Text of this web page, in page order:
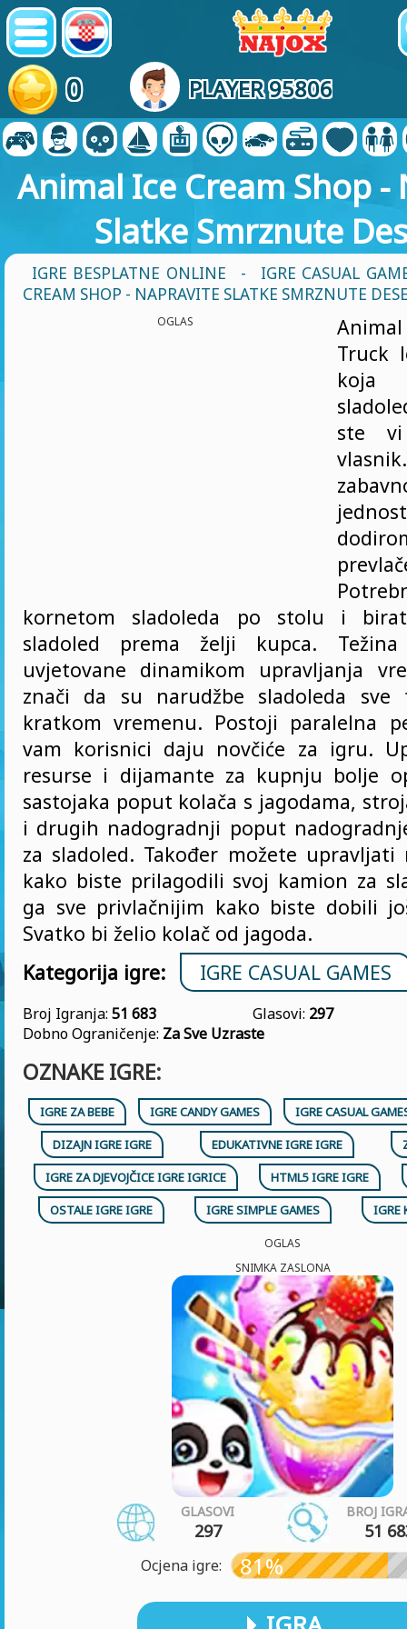
0 PLAYER 95806
Animal Ice Cream Shop -
Slatke Smrznute
IGRE BESPLATNE ONLINE -
IGRE CASUAL
CREAM SHOP - NAPRAVITE SLATKE SMRZNUTE
OGLAS
Truck
ste
kornetom sladoleda po stolu i
sladoled prema želji kupca.
uvjetovane dinamikom upravljanja
znači da su narudžbe sladoleda
kratkom vremenu. Postoji paralelna
vam korisnici daju novčiće za igru.
resurse i dijamante za kupnju bolje
sastojaka poput kolača s jagodama,
i drugih nadogradnji poput
za sladoled. Također možete upravljati
kako biste prilagodili svoj kamion za
ga sve privlačnijim kako biste dobili
Svatko bi želio kolač od jagoda.
Kategorija igre:
IGRE CASUAL GAMES
Broj Igranja: 51 683 Glasovi: 297
Dobno Ograničenje: Za Sve Uzraste
OZNAKE IGRE:
IGRE ZA BEBE IGRE CANDY GAMES
IGRE CASUAL
DIZAJN IGRE IGRE
EDUKATIVNE IGRE IGRE
IGRE ZA DJEVOJČICE IGRE IGRICE
HTML5 IGRE IGRE
OSTALE IGRE IGRE
IGRE SIMPLE GAMES IGRE
OGLAS
SNIMKA ZASLONA
GLASOVI
297
BROJ
51
Ocjena igre: 81%